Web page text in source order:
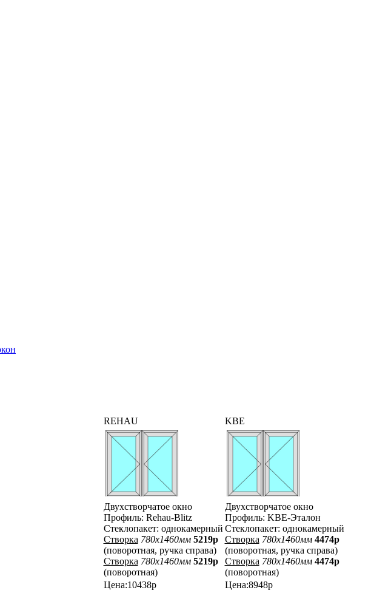
REHAU KBE
Двухстворчатое окно
Профиль: Rehau-Blitz
Стеклопакет: однокамерный
Створка 780x1460мм 5219р
(поворотная, ручка справа)
Створка 780x1460мм 5219р
(поворотная)
Двухстворчатое окно
Профиль: KBE-Эталон
Стеклопакет: однокамерный
Створка 780x1460мм 4474р
(поворотная, ручка справа)
Створка 780x1460мм 4474р
(поворотная)
Цена:10438р
Цена:8948р